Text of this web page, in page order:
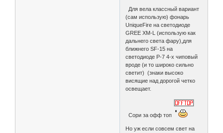
Для вела классный вариант
(сам использую) фонарь
UniqueFire на светодиоде
GREE XM-L (использую как
дальнего света фару),для
ближнего SF-15 на
светодиоде P-7 4-х чиповый
вроде (и то широко сильно
светит) (знаки высоко
висящие над дорогой четко
освещает.
Сори за офф топ
Но уж если совсем свет на